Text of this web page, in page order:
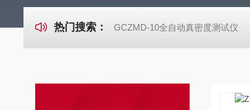
热门搜索： GCZMD-10全自动真密度测试仪